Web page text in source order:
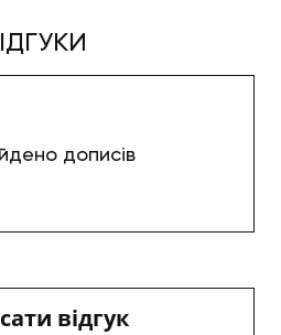
дописів
відгук